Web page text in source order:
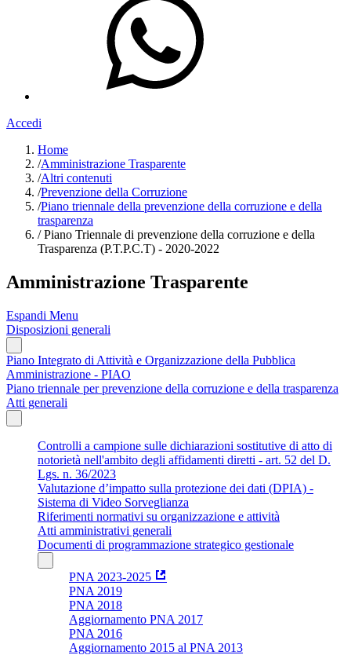
Accedi
Home
/Amministrazione Trasparente
/Altri contenuti
/Prevenzione della Corruzione
/Piano triennale della prevenzione della corruzione e della
trasparenza
/Piano Triennale di prevenzione della corruzione e della
Trasparenza (P.T.P.C.T) - 2020-2022
Amministrazione Trasparente
Espandi Menu
Disposizioni generali
Piano Integrato di Attività e Organizzazione della Pubblica
Amministrazione - PIAO
Piano triennale per prevenzione della corruzione e della trasparenza
Atti generali
Controlli a campione sulle dichiarazioni sostitutive di atto di
notorietà nell'ambito degli affidamenti diretti - art. 52 del D.
Lgs. n. 36/2023
Valutazione d’impatto sulla protezione dei dati (DPIA) -
Sistema di Video Sorveglianza
Riferimenti normativi su organizzazione e attività
Atti amministrativi generali
Documenti di programmazione strategico gestionale
PNA 2023-2025
PNA 2019
PNA 2018
Aggiornamento PNA 2017
PNA 2016
Aggiornamento 2015 al PNA 2013